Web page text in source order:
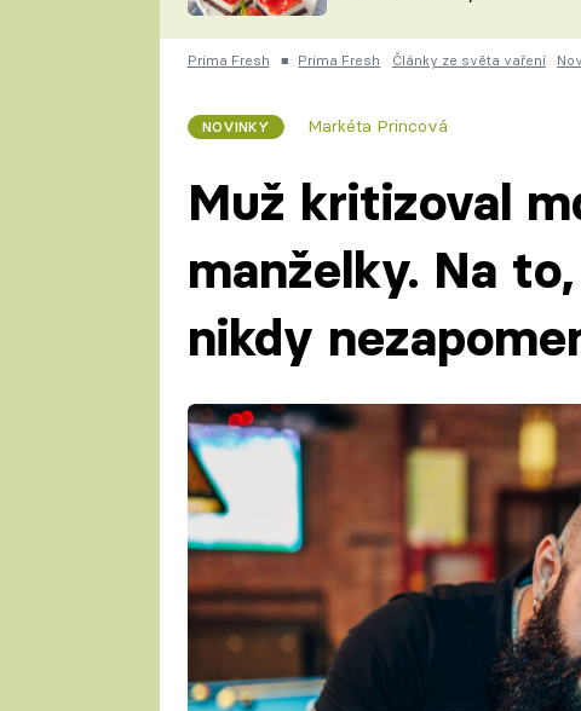
ČESKO NA TALÍŘI
KUCHAŘKA
Prima Fresh ■ Prima Fresh Články ze světa vaření
NOVINKY Markéta Princová
Muž kritizoval
manželky. Na
nikdy